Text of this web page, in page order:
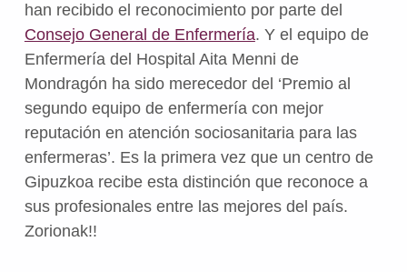
han recibido el reconocimiento por parte del
Consejo General de Enfermería. Y el equipo de
Enfermería del Hospital Aita Menni de
Mondragón ha sido merecedor del ‘Premio al
segundo equipo de enfermería con mejor
reputación en atención sociosanitaria para las
enfermeras’. Es la primera vez que un centro de
Gipuzkoa recibe esta distinción que reconoce a
sus profesionales entre las mejores del país.
Zorionak!!